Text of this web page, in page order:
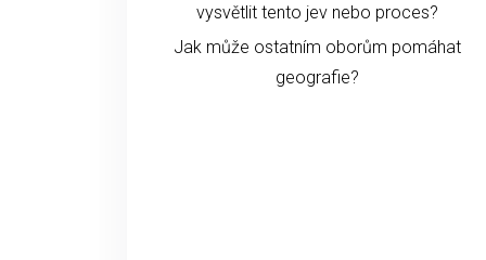
vysvětlit tento jev nebo proces?
Jak může ostatním oborům pomáhat
geografie?